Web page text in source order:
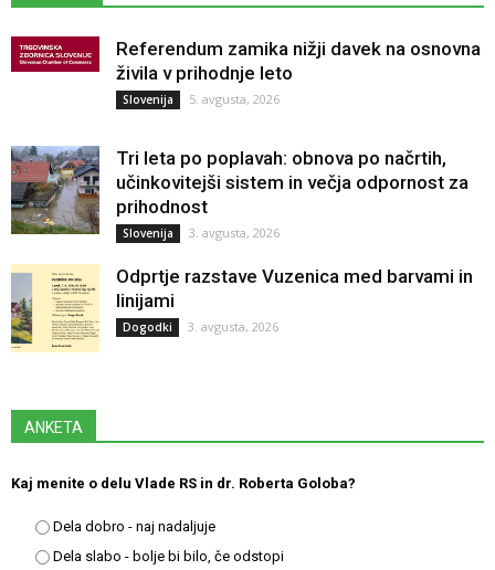
Referendum zamika nižji davek na osnovna
živila v prihodnje leto
Slovenija 5. avgusta, 2026
Tri leta po poplavah: obnova po načrtih,
učinkovitejši sistem in večja odpornost za
prihodnost
Slovenija 3. avgusta, 2026
Odprtje razstave Vuzenica med barvami in
linijami
Dogodki 3. avgusta, 2026
ANKETA
Kaj menite o delu Vlade RS in dr. Roberta Goloba?
Dela dobro - naj nadaljuje
Dela slabo - bolje bi bilo, če odstopi